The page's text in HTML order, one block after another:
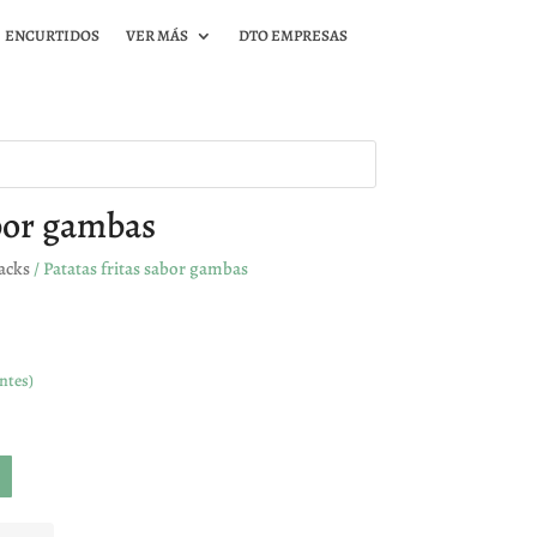
ENCURTIDOS VER MÁS DTO EMPRESAS
gambas
/ Patatas fritas sabor gambas